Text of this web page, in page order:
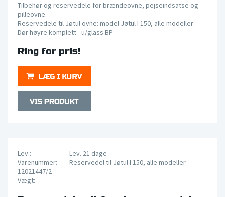
Tilbehør og reservedele for brændeovne, pejseindsatse og
pilleovne.
Reservedele til Jøtul ovne: model Jøtul I 150, alle modeller:
Dør høyre komplett - u/glass BP
Ring for pris!
Lev.:
Lev. 21 dage
Varenummer:
Reservedel til Jøtul I 150, alle modeller-
12021447/2
Vægt: